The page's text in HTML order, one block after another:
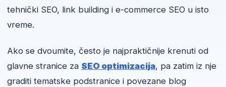
tehnički SEO, link building i e-commerce SEO u isto
vreme.
Ako se dvoumite, često je najpraktičnije krenuti od
glavne stranice za SEO optimizacija, pa zatim iz nje
graditi tematske podstranice i povezane blog